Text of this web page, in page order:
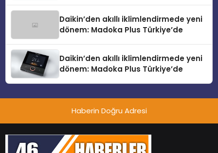
Daikin’den akıllı iklimlendirmede yeni
dönem: Madoka Plus Türkiye’de
Daikin’den akıllı iklimlendirmede yeni
dönem: Madoka Plus Türkiye’de
Haberin Doğru Adresi